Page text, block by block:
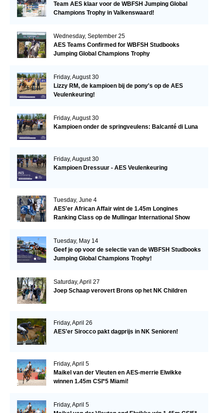
Team AES klaar voor de WBFSH Jumping Global
Champions Trophy in Valkenswaard!
Wednesday, September 25
AES Teams Confirmed for WBFSH Studbooks
Jumping Global Champions Trophy
Friday, August 30
Lizzy RM, de kampioen bij de pony's op de AES
Veulenkeuring!
Friday, August 30
Kampioen onder de springveulens: Balcanté di Luna
Friday, August 30
Kampioen Dressuur - AES Veulenkeuring
Tuesday, June 4
AES'er African Affair wint de 1.45m Longines
Ranking Class op de Mullingar International Show
Tuesday, May 14
Geef je op voor de selectie van de WBFSH Studbooks
Jumping Global Champions Trophy!
Saturday, April 27
Joep Schaap verovert Brons op het NK Children
Friday, April 26
AES'er Sirocco pakt dagprijs in NK Senioren!
Friday, April 5
Maikel van der Vleuten en AES-merrie Elwikke
winnen 1.45m CSI*5 Miami!
Friday, April 5